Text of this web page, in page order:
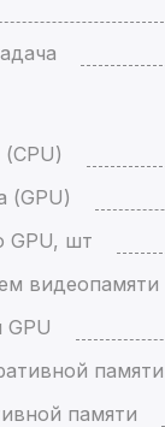
(GPU)
GPU, шт
видеопамяти
GPU
памяти